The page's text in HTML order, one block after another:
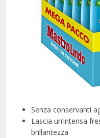
Senza conservanti
Lascia un’intensa
brillantezza